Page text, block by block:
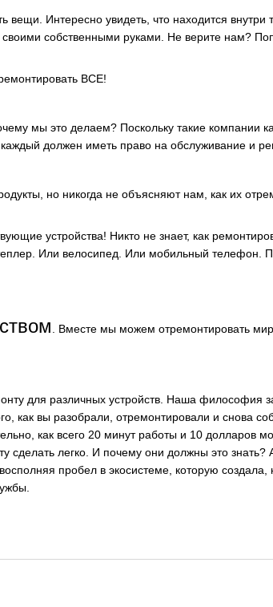
Интересно увидеть, что находится внутри
собственными руками. Не верите нам?
ВСЕ!
мы это делаем? Поскольку такие компании
должен иметь право на обслуживание и
но никогда не объясняют нам, как их
устройства! Никто не знает, как
Или велосипед. Или мобильный телефон.
. Вместе мы можем отремонтировать
для различных устройств. Наша философия
как вы разобрали, отремонтировали и снова
как всего 20 минут работы и 10 долларов
сделать легко. И почему они должны это знать?
пробел в экосистеме, которую